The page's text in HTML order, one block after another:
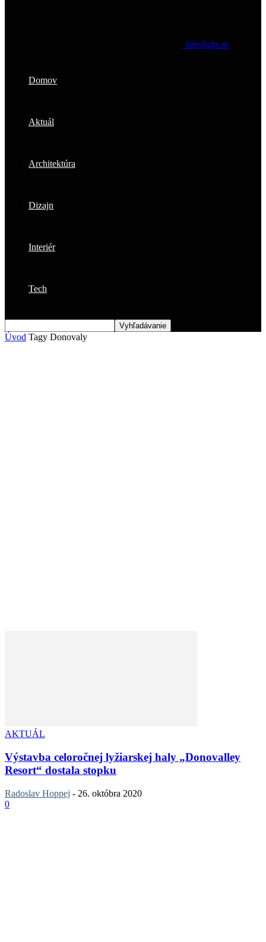
interlight.sk
Domov
Aktuál
Architektúra
Dizajn
Interiér
Tech
Úvod Tagy Donovaly
AKTUÁL
Výstavba celoročnej lyžiarskej haly „Donovalley
Resort“ dostala stopku
Radoslav Hoppej - 26. októbra 2020
0